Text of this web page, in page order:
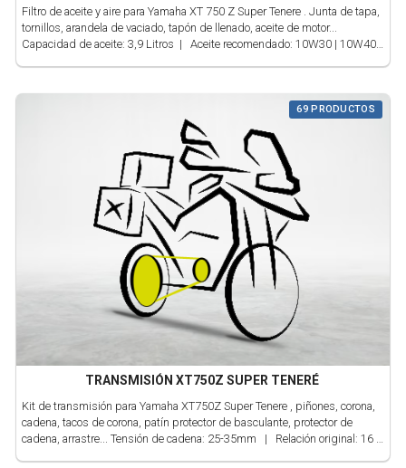
Filtro de aceite y aire para Yamaha XT 750 Z Super Tenere . Junta de tapa,
tornillos, arandela de vaciado, tapón de llenado, aceite de motor...
Capacidad de aceite: 3,9 Litros | Aceite recomendado: 10W30 | 10W40
69 PRODUCTOS
TRANSMISIÓN XT750Z SUPER TENERÉ
Kit de transmisión para Yamaha XT750Z Super Tenere , piñones, corona,
cadena, tacos de corona, patín protector de basculante, protector de
cadena, arrastre... Tensión de cadena: 25-35mm | Relación original: 16 /